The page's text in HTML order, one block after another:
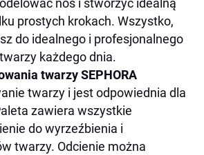
nos i stworzyć idealną
prostych krokach. Wszystko,
do idealnego i profesjonalnego
każdego dnia.
twarzy SEPHORA
twarzy i jest odpowiednia dla
zawiera wszystkie
do wyrzeźbienia i
twarzy. Odcienie można